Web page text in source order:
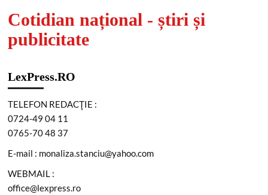
Cotidian național - știri și
publicitate
LexPress.RO
TELEFON REDACŢIE :
0724-49 04 11
0765-70 48 37
E-mail : monaliza.stanciu@yahoo.com
WEBMAIL :
office@lexpress.ro